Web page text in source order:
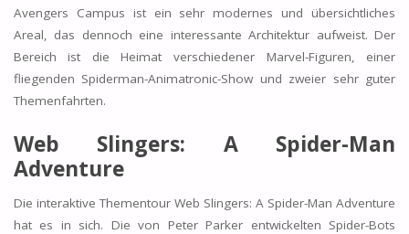
Avengers Campus ist ein sehr modernes und übersichtliches
Areal, das dennoch eine interessante Architektur aufweist. Der
Bereich ist die Heimat verschiedener Marvel-Figuren, einer
fliegenden Spiderman-Animatronic-Show und zweier sehr guter
Themenfahrten.
Web Slingers: A Spider-Man
Adventure
Die interaktive Thementour Web Slingers: A Spider-Man Adventure
hat es in sich. Die von Peter Parker entwickelten Spider-Bots